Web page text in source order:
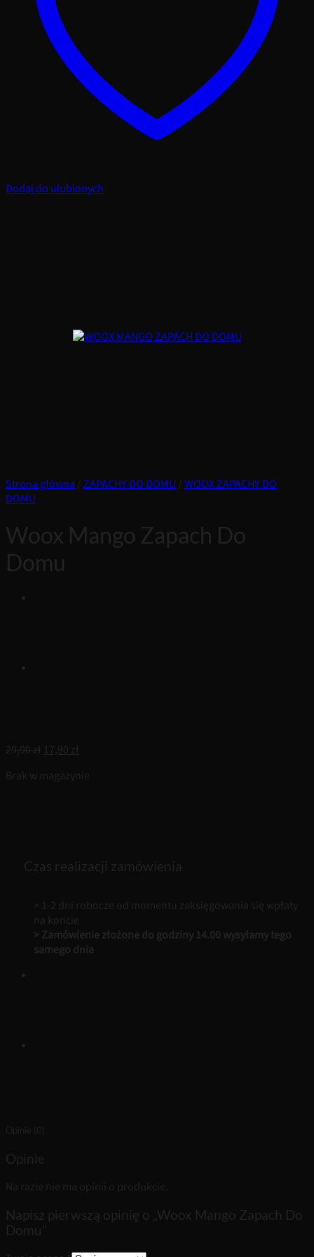
Dodaj do ulubionych
Strona główna ZAPACHY DO DOMU
WOOX ZAPACHY DO
DOMU
Woox Mango Zapach Do
Domu
29,90zł Pierwotna
wynosiła:
17,90 zł
wynosi:
Brak w magazynie
Czas realizacji zamówienia
> 1-2 dni robocze od momentu zaksięgowania się wpłaty
na koncie
> Zamówienie złożone do godziny 14.00 wysyłamy tego
samego dnia
Opinie (0)
Opinie
Na razie nie ma opinii o produkcie.
Napisz pierwszą opinię o „Woox Mango Zapach Do
Domu”